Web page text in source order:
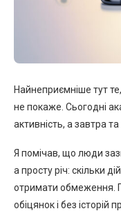
Найнеприємніше тут
не покаже. Сьогодні
активність, а завтра
Я помічав, що люди
а просту річ: скільки
отримати обмеження.
обіцянок і без